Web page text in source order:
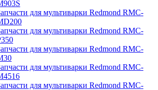
для мультиварки Redmond RMC-
для мультиварки Redmond RMC-
для мультиварки Redmond RMC-
для мультиварки Redmond RMC-
для мультиварки Redmond RMC-